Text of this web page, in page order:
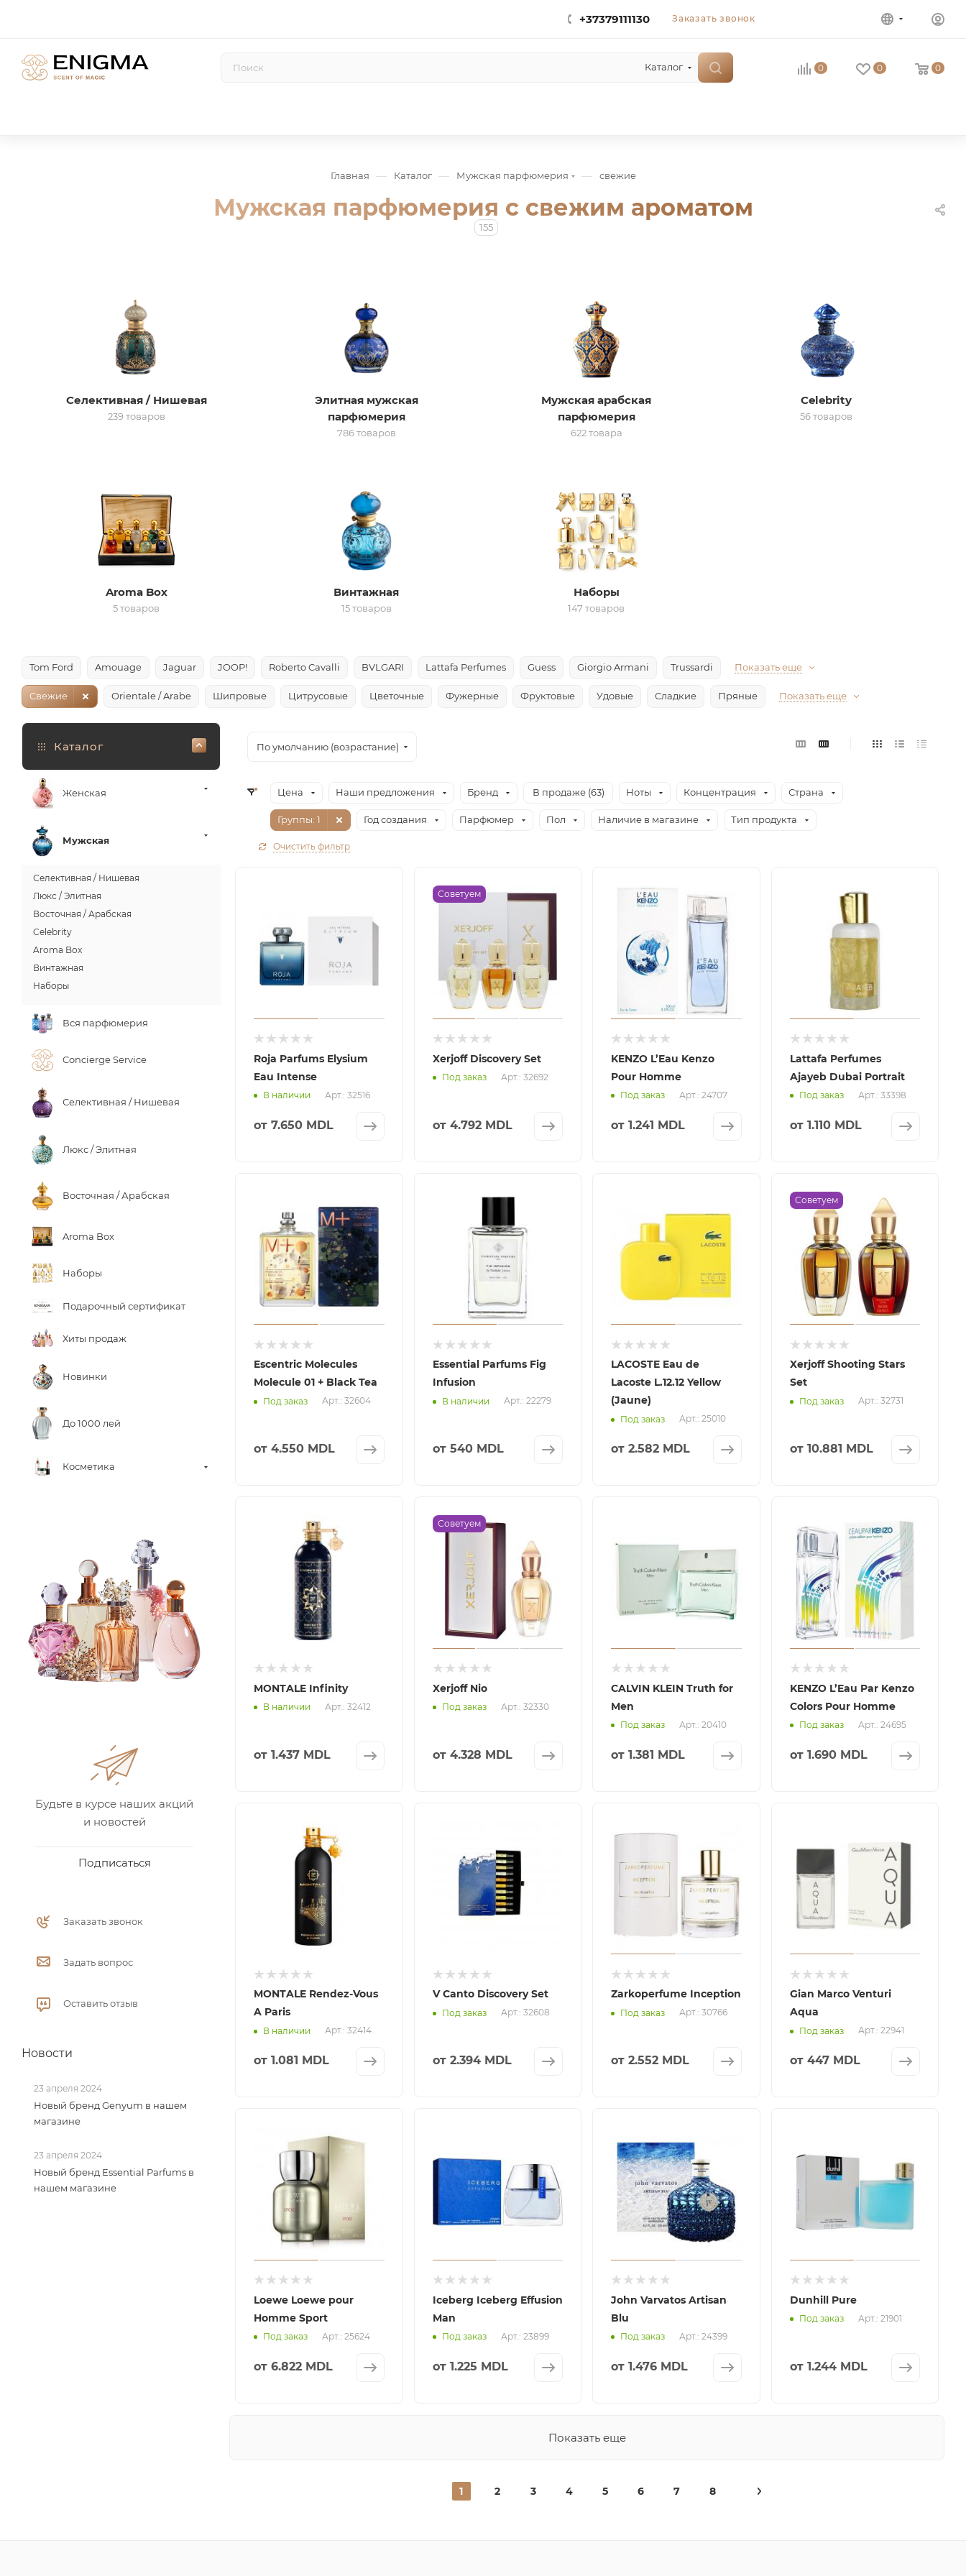
+37379111130 Заказать звонок
Каталог 0 0 0
Главная — Каталог — Мужская парфюмерия — свежие
Мужская парфюмерия с свежим ароматом
155
Селективная / Нишевая
239 товаров
Элитная мужская
парфюмерия
786 товаров
Мужская арабская
парфюмерия
622 товара
Celebrity
56 товаров
Aroma Box
5 товаров
Винтажная
15 товаров
Наборы
147 товаров
Tom Ford Amouage Jaguar JOOP! Roberto Cavalli BVLGARI Lattafa Perfumes Guess Giorgio Armani Trussardi Показать еще
Orientale / Arabe Шипровые Цитрусовые Цветочные Фужерные Фруктовые Удовые Сладкие
Свежие Пряные Показать еще
По умолчанию (возрастание)
Цена Наши предложения Бренд В продаже (63) Ноты Концентрация Страна
Группы: 1 Год создания Парфюмер Пол Наличие в магазине Тип продукта
Очистить фильтр
Roja Parfums Elysium
Eau Intense
В наличии Арт.: 32516
от 7.650 MDL
Советуем
Xerjoff Discovery Set
Под заказ Арт.: 32692
от 4.792 MDL
KENZO L’Eau Kenzo
Pour Homme
Под заказ Арт.: 24707
от 1.241 MDL
Lattafa Perfumes
Ajayeb Dubai Portrait
Под заказ Арт.: 33398
от 1.110 MDL
Escentric Molecules
Molecule 01 + Black Tea
Под заказ Арт.: 32604
от 4.550 MDL
Essential Parfums Fig
Infusion
В наличии Арт.: 22279
от 540 MDL
LACOSTE Eau de
Lacoste L.12.12 Yellow
(Jaune)
Под заказ Арт.: 25010
от 2.582 MDL
Советуем
Xerjoff Shooting Stars
Set
Под заказ Арт.: 32731
от 10.881 MDL
MONTALE Infinity
В наличии Арт.: 32412
от 1.437 MDL
Советуем
Xerjoff Nio
Под заказ Арт.: 32330
от 4.328 MDL
CALVIN KLEIN Truth for
Men
Под заказ Арт.: 20410
от 1.381 MDL
KENZO L’Eau Par Kenzo
Colors Pour Homme
Под заказ Арт.: 24695
от 1.690 MDL
MONTALE Rendez-Vous
A Paris
В наличии Арт.: 32414
от 1.081 MDL
V Canto Discovery Set
Под заказ Арт.: 32608
от 2.394 MDL
Zarkoperfume Inception
Под заказ Арт.: 30766
от 2.552 MDL
Gian Marco Venturi
Aqua
Под заказ Арт.: 22941
от 447 MDL
Loewe Loewe pour
Homme Sport
Под заказ Арт.: 25624
от 6.822 MDL
Iceberg Iceberg Effusion
Man
Под заказ Арт.: 23899
от 1.225 MDL
John Varvatos Artisan
Blu
Под заказ Арт.: 24399
от 1.476 MDL
Dunhill Pure
Под заказ Арт.: 21901
от 1.244 MDL
Показать еще
1 2 3 4 5 6 7 8
Каталог
Женская
Мужская
Селективная / Нишевая
Люкс / Элитная
Восточная / Арабская
Celebrity
Aroma Box
Винтажная
Наборы
Вся парфюмерия
Concierge Service
Селективная / Нишевая
Люкс / Элитная
Восточная / Арабская
Aroma Box
Наборы
Подарочный сертификат
Хиты продаж
Новинки
До 1000 лей
Косметика
Будьте в курсе наших акций
и новостей
Подписаться
Заказать звонок
Задать вопрос
Оставить отзыв
Новости
23 апреля 2024
Новый бренд Genyum в нашем
магазине
23 апреля 2024
Новый бренд Essential Parfums в
нашем магазине